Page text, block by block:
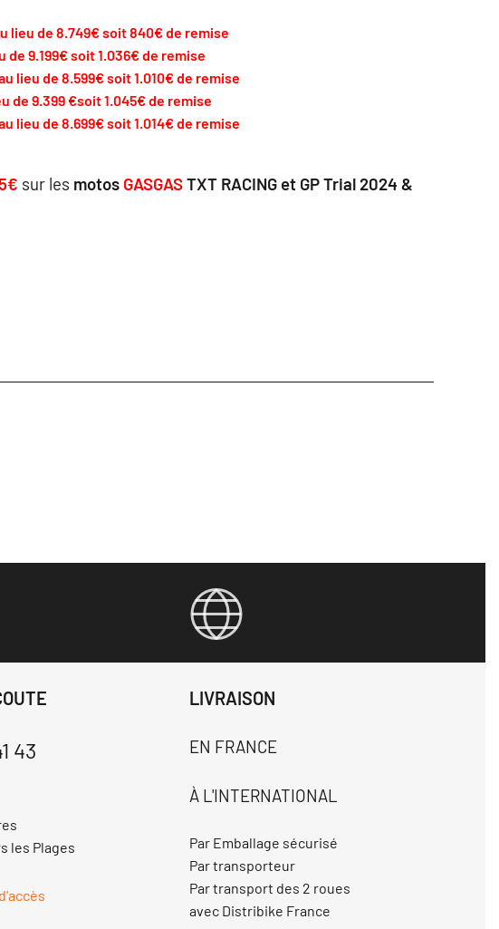
lieu de 8.749€soit 840€ de remise
de 9.199€ soit 1.036€ de remise
lieu de 8.599€soit 1.010€ de remise
de 9.399 €soit 1.045€ de remise
lieu de 8.699€soit 1.014€ de remise
sur les motos GASGASTXT RACING et GP Trial2024 &
43
les Plages
LIVRAISON
EN FRANCE
À L'INTERNATIONAL
Par Emballage sécurisé
Par transporteur
Par transport des 2 roues
avec Distribike France